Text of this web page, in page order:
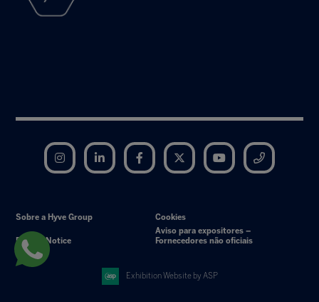
Instagram LinkedIn Facebook Twitter YouTube
Sobre a Hyve Group Cookies
Privacy Notice
Aviso para expositores –
Fornecedores não oficiais
Exhibition Website by ASP